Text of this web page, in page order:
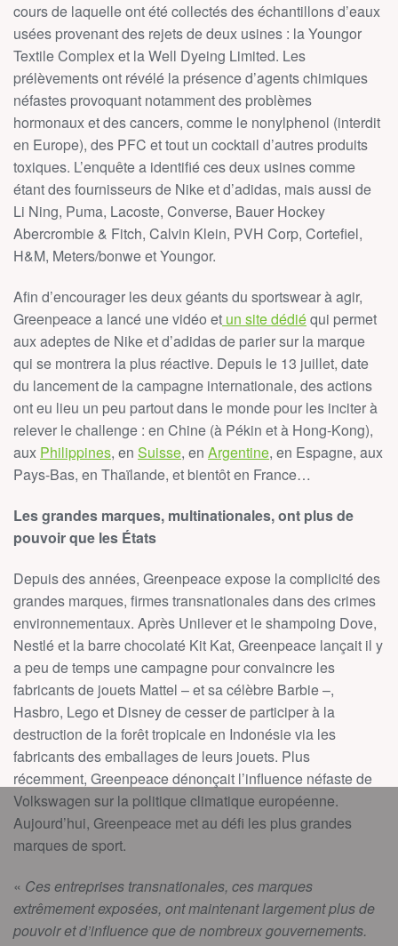
cours de laquelle ont été collectés des échantillons d’eaux
usées provenant des rejets de deux usines : la Youngor
Textile Complex et la Well Dyeing Limited. Les
prélèvements ont révélé la présence d’agents chimiques
néfastes provoquant notamment des problèmes
hormonaux et des cancers, comme le nonylphenol (interdit
en Europe), des PFC et tout un cocktail d’autres produits
toxiques. L’enquête a identifié ces deux usines comme
étant des fournisseurs de Nike et d’adidas, mais aussi de
Li Ning, Puma, Lacoste, Converse, Bauer Hockey
Abercrombie & Fitch, Calvin Klein, PVH Corp, Cortefiel,
H&M, Meters/bonwe et Youngor.
Afin d’encourager les deux géants du sportswear à agir,
Greenpeace a lancé une vidéo et un site dédiéqui permet
aux adeptes de Nike et d’adidas de parier sur la marque
qui se montrera la plus réactive. Depuis le 13 juillet, date
du lancement de la campagne internationale, des actions
ont eu lieu un peu partout dans le monde pour les inciter à
relever le challenge : en Chine (à Pékin et à Hong-Kong),
aux Philippines, en Suisse, en Argentine, en Espagne, aux
Pays-Bas, en Thaïlande, et bientôt en France…
Les grandes marques, multinationales, ont plus de
pouvoir que les États
Depuis des années, Greenpeace expose la complicité des
grandes marques, firmes transnationales dans des crimes
environnementaux. Après Unilever et le shampoing Dove,
Nestlé et la barre chocolaté Kit Kat, Greenpeace lançait il y
a peu de temps une campagne pour convaincre les
fabricants de jouets Mattel – et sa célèbre Barbie –,
Hasbro, Lego et Disney de cesser de participer à la
destruction de la forêt tropicale en Indonésie via les
fabricants des emballages de leurs jouets. Plus
récemment, Greenpeace dénonçait l’influence néfaste de
Volkswagen sur la politique climatique européenne.
Aujourd’hui, Greenpeace met au défi les plus grandes
marques de sport.
« Ces entreprises transnationales, ces marques
extrêmement exposées, ont maintenant largement plus de
pouvoir et d’influence que de nombreux gouvernements.